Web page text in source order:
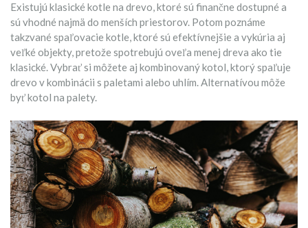
Existujú klasické kotle na drevo, ktoré sú finančne dostupné a
sú vhodné najmä do menších priestorov. Potom poznáme
takzvané spaľovacie kotle, ktoré sú efektívnejšie a vykúria aj
veľké objekty, pretože spotrebujú oveľa menej dreva ako tie
klasické. Vybrať si môžete aj kombinovaný kotol, ktorý spaľuje
drevo v kombinácii s paletami alebo uhlím. Alternatívou môže
byť kotol na palety.